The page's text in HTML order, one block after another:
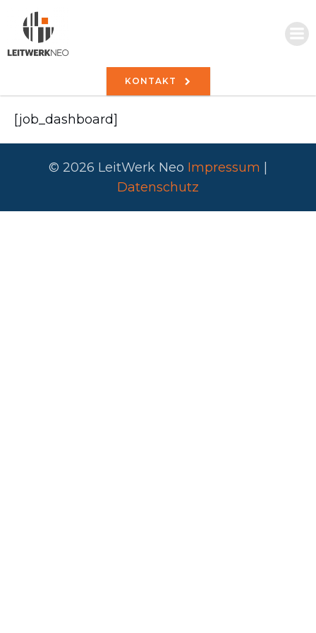
KONTAKT
[job_dashboard]
© 2026 LeitWerk Neo Impressum
Datenschutz